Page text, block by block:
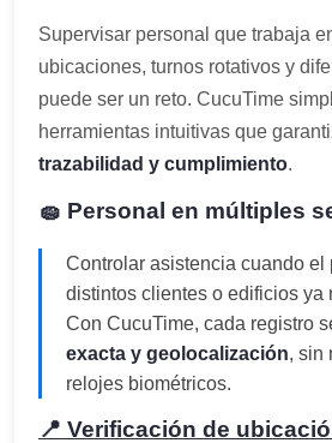
Supervisar personal que trabaja
ubicaciones, turnos rotativos y
puede ser un reto. CucuTime
herramientas intuitivas que
trazabilidad y cumplimiento.
🧽 Personal en múltiples
Controlar asistencia cuando el
distintos clientes o edificios ya
Con CucuTime, cada registro
exacta y geolocalización, sin
relojes biométricos.
📍 Verificación de